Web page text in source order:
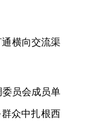
通横向交流渠
员会成员单
众中扎根西